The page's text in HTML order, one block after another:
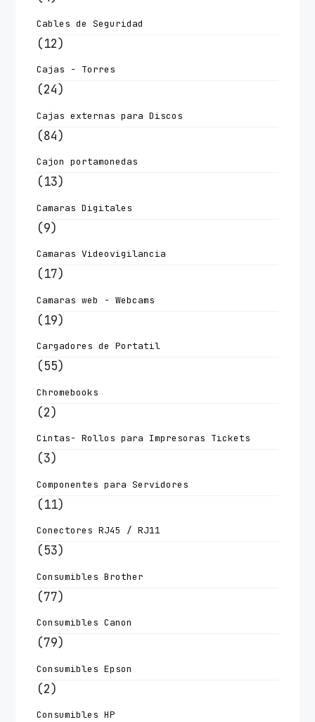
Cables de Seguridad
(12)
Cajas - Torres
(24)
Cajas externas para Discos
(84)
Cajon portamonedas
(13)
Camaras Digitales
(9)
Camaras Videovigilancia
(17)
Camaras web - Webcams
(19)
Cargadores de Portatil
(55)
Chromebooks
(2)
Cintas- Rollos para Impresoras Tickets
(3)
Componentes para Servidores
(11)
Conectores RJ45 / RJ11
(53)
Consumibles Brother
(77)
Consumibles Canon
(79)
Consumibles Epson
(2)
Consumibles HP